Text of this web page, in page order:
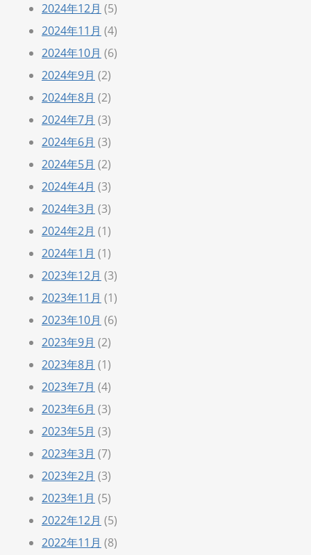
2024年12月 (5)
2024年11月 (4)
2024年10月 (6)
2024年9月 (2)
2024年8月 (2)
2024年7月 (3)
2024年6月 (3)
2024年5月 (2)
2024年4月 (3)
2024年3月 (3)
2024年2月 (1)
2024年1月 (1)
2023年12月 (3)
2023年11月 (1)
2023年10月 (6)
2023年9月 (2)
2023年8月 (1)
2023年7月 (4)
2023年6月 (3)
2023年5月 (3)
2023年3月 (7)
2023年2月 (3)
2023年1月 (5)
2022年12月 (5)
2022年11月 (8)